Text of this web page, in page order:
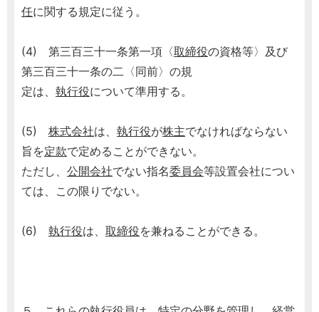
任に関する規定に従う。
(4) 第三百三十一条第一項〈取締役の資格等〉及び
第三百三十一条の二〈同前〉の規
定は、 執行役について準用する。
(5) 株式会社は、 執行役が株主でなければならない
旨を定款で定めることができない。
ただし、 公開会社でない指名委員会等設置会社につい
ては、この限りでない。
(6) 執行役は、 取締役を兼ねることができる。